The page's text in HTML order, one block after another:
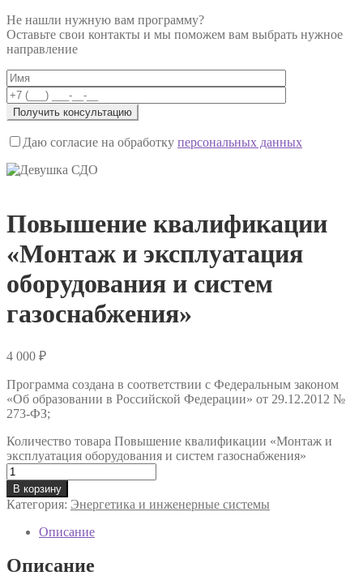
Не нашли нужную вам программу?
Оставьте свои контакты и мы поможем вам выбрать нужное
направление
Даю согласие на обработку персональных данных
Повышение квалификации
«Монтаж и эксплуатация
оборудования и систем
газоснабжения»
4 000 ₽
Программа создана в соответствии с Федеральным законом
«Об образовании в Российской Федерации» от 29.12.2012 №
273-ФЗ;
Количество товара Повышение квалификации «Монтаж и
эксплуатация оборудования и систем газоснабжения»
В корзину
Категория: Энергетика и инженерные системы
Описание
Описание